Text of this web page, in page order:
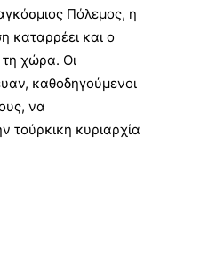
Πόλεμος, η
καταρρέει και ο
χώρα. Οι
καθοδηγούμενοι
να
τούρκικη κυριαρχία